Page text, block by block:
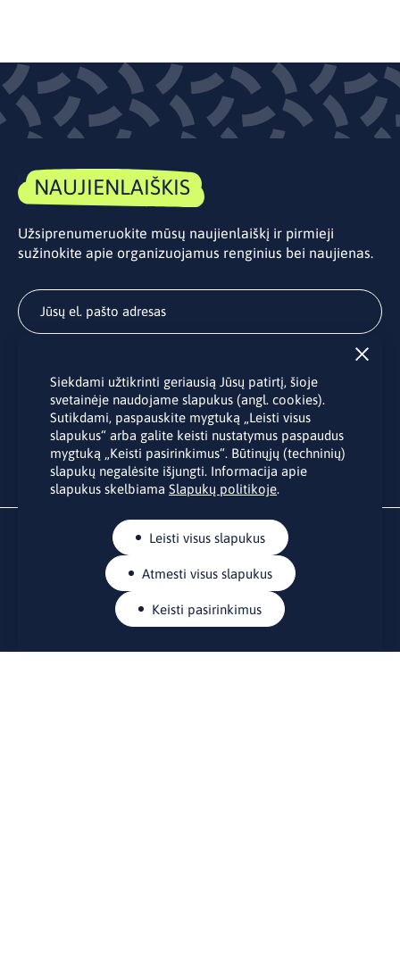
NAUJIENLAIŠKIS
Užsiprenumeruokite mūsų naujienlaiškį ir pirmieji
sužinokite apie organizuojamus renginius bei naujienas.
Užsakydami LINO biuro naujienlaiškį Jūs sutinkate su Jūsų
asmens duomenų tvarkymu pateiktu “Privatumo politikoje
Siekdami užtikrinti geriausią Jūsų patirtį, šioje
svetainėje naudojame slapukus (angl. cookies).
Sutikdami, paspauskite mygtuką „Leisti visus
slapukus“ arba galite keisti nustatymus paspaudus
mygtuką „Keisti pasirinkimus“. Būtinųjų (techninių)
slapukų negalėsite išjungti. Informacija apie
slapukus skelbiama Slapukų politikoje.
Leisti visus slapukus
Atmesti visus slapukus
Keisti pasirinkimus